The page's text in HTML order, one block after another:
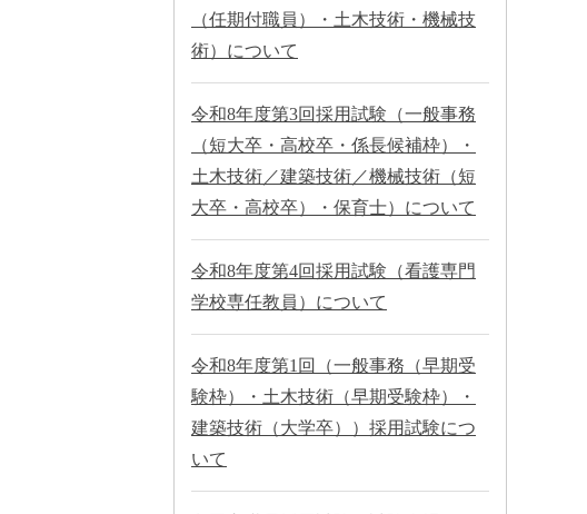
（任期付職員）・土木技術・機械技
術）について
令和8年度第3回採用試験（一般事務
（短大卒・高校卒・係長候補枠）・
土木技術／建築技術／機械技術（短
大卒・高校卒）・保育士）について
令和8年度第4回採用試験（看護専門
学校専任教員）について
令和8年度第1回（一般事務（早期受
験枠）・土木技術（早期受験枠）・
建築技術（大学卒））採用試験につ
いて